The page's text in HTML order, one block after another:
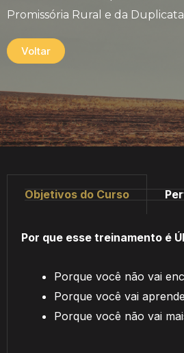
Promissória Rural e da
Voltar
Objetivos do Curso
Por que esse treinamento é
Porque você não vai
Porque você vai
Porque você não vai